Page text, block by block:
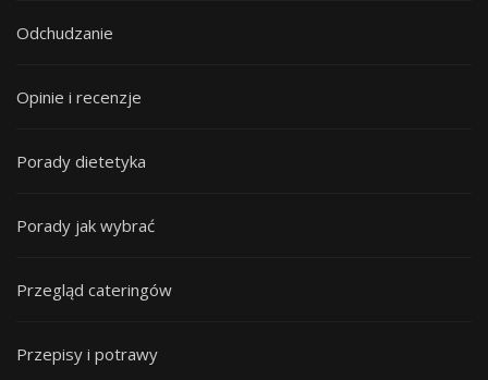
Odchudzanie
Opinie i recenzje
Porady dietetyka
Porady jak wybrać
Przegląd cateringów
Przepisy i potrawy